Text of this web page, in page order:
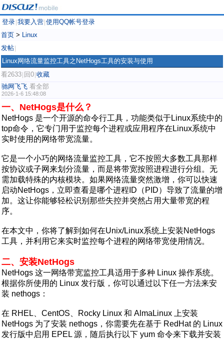
登录 我要入营 使用QQ帐号登录
首页 > Linux
发帖
Linux网络流量监控工具之NetHogs工具的安装与使用
看2633 回0 收藏
驰网飞飞 看全部
2026-1-6 15:48:08
一、NetHogs是什么？
NetHogs 是一个开源的命令行工具，功能类似于Linux系统中的
top命令，它专门用于监控每个进程或应用程序在Linux系统中
实时使用的网络带宽流量。
它是一个小巧的网络流量监控工具，它不按照大多数工具那样
按协议或子网来划分流量，而是将带宽按照进程进行分组。无
需加载特殊的内核模块。如果网络流量突然激增，你可以快速
启动NetHogs，立即查看是哪个进程ID（PID）导致了流量的增
加。这让你能够轻松识别那些失控并突然占用大量带宽的程
序。
在本文中，你将了解到如何在Unix/Linux系统上安装NetHogs
工具，并利用它来实时监控每个进程的网络带宽使用情况。
二、安装NetHogs
NetHogs 这一网络带宽监控工具适用于多种 Linux 操作系统。
根据你所使用的 Linux 发行版，你可以通过以下任一方法来安
装 nethogs：
在 RHEL、CentOS、Rocky Linux 和 AlmaLinux 上安装
NetHogs 为了安装 nethogs，你需要先在基于 RedHat 的 Linux
发行版中启用 EPEL 源，随后执行以下 yum 命令来下载并安装